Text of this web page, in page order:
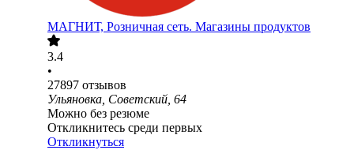
МАГНИТ, Розничная сеть. Магазины продуктов
3.4
•
27897 отзывов
Ульяновка, Советский, 64
Можно без резюме
Откликнитесь среди первых
Откликнуться